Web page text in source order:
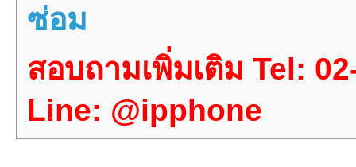
ซ่อม
สอบถามเพิ่มเติม Tel:
Line: @ipphone